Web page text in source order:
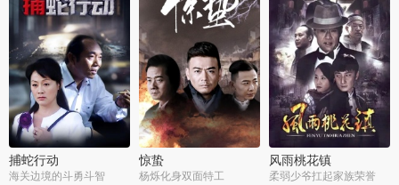
捕蛇行动
海关边境的斗勇斗智
惊蛰
杨烁化身双面特工
风雨桃花镇
柔弱少爷扛起家族荣誉